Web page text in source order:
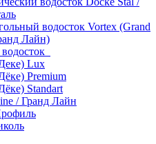
водосток Vortex (Grand
Лайн)
Lux
Premium
Standart
/ Гранд Лайн